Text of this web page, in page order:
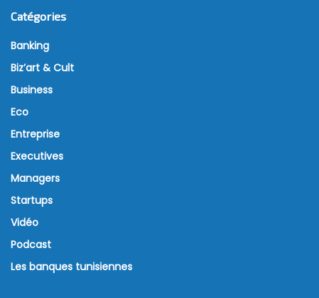
Catégories
Banking
Biz’art & Cult
Business
Eco
Entreprise
Executives
Managers
Startups
Vidéo
Podcast
Les banques tunisiennes